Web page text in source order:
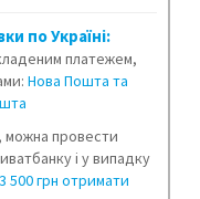
по Україні:
платежем,
Нова Пошта та
можна провести
і у випадку
500 грн отримати